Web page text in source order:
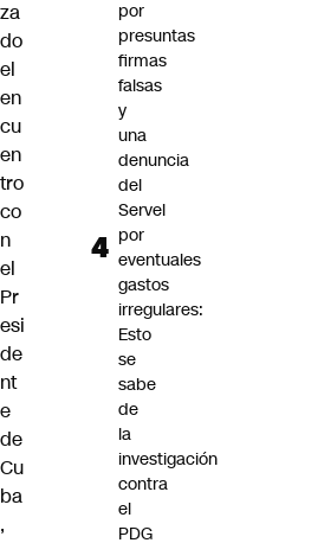
za
do
el
en
cu
en
tro
co
n
el
Pr
esi
de
nt
e
de
Cu
ba
,
por
presuntas
firmas
falsas
y
una
denuncia
del
Servel
por
eventuales
gastos
irregulares:
Esto
se
sabe
de
la
investigación
contra
el
PDG